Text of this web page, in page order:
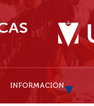
INFORMACIÓN